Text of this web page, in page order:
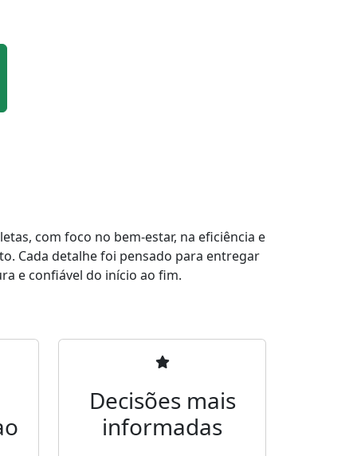
com foco no bem-estar, na eficiência e
Cada detalhe foi pensado para entregar
e confiável do início ao fim.
Decisões mais
informadas